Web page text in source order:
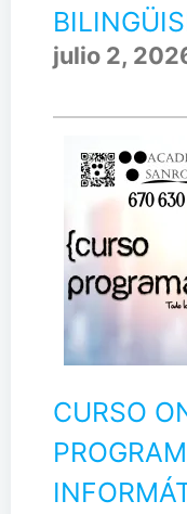
julio 2,
CURSO